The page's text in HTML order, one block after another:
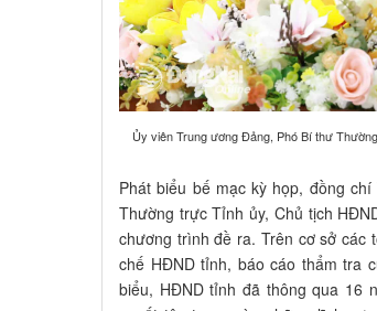
Ủy viên Trung ương Đảng, Phó Bí thư
Phát biểu bế mạc kỳ họp, đồng
Thường trực Tỉnh ủy, Chủ tịch
chương trình đề ra. Trên cơ sở các
chế HĐND tỉnh, báo cáo thẩm tra
biểu, HĐND tỉnh đã thông qua 16